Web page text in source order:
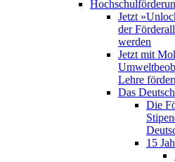
Jetzt
der
werden
Jetzt mit
Lehre
Das
Die
15